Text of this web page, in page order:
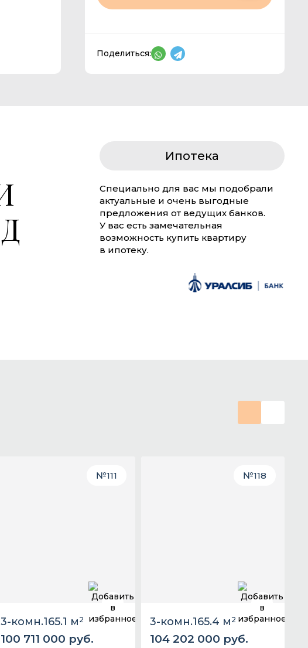
Поделиться:
Ипотека
Специально для вас мы подобрали
актуальные и очень выгодные
предложения от ведущих банков.
У вас есть замечательная
возможность купить квартиру
в ипотеку.
№111
3-комн.165.1 м 2
100 711 000 руб.
№118
3-комн.165.4 м 2
104 202 000 руб.